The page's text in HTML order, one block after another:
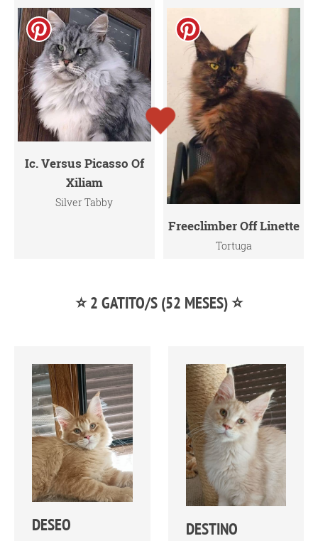
Ic. Versus Picasso Of
Xiliam
Silver Tabby
Freeclimber Off Linette
Tortuga
⭐ 2 GATITO/S (52 MESES) ⭐
DESEO DESTINO